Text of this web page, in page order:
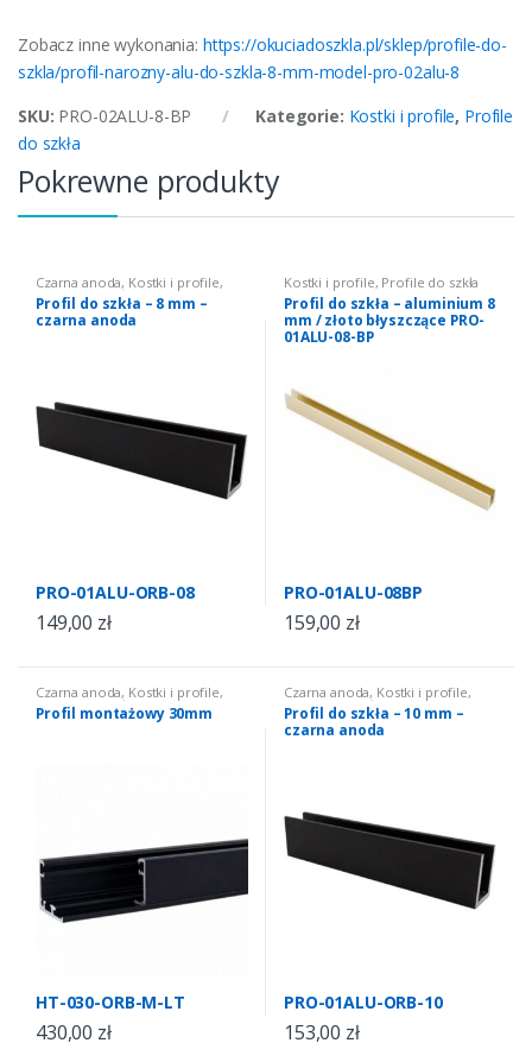
Zobacz inne wykonania: https://okuciadoszkla.pl/sklep/profile-do-
szkla/profil-narozny-alu-do-szkla-8-mm-model-pro-02alu-8
SKU: PRO-02ALU-8-BP Kategorie: Kostki i profile, Profile
do szkła
Pokrewne produkty
Czarna anoda, Kostki i profile,
Profile do szkła
Profil do szkła – 8 mm –
czarna anoda
PRO-01ALU-ORB-08
149,00 zł
Kostki i profile, Profile do szkła
Profil do szkła – aluminium 8
mm / złoto błyszczące PRO-
01ALU-08-BP
PRO-01ALU-08BP
159,00 zł
Czarna anoda, Kostki i profile,
Profile do szkła
Profil montażowy 30mm
HT-030-ORB-M-LT
430,00 zł
Czarna anoda, Kostki i profile,
Profile do szkła
Profil do szkła – 10 mm –
czarna anoda
PRO-01ALU-ORB-10
153,00 zł